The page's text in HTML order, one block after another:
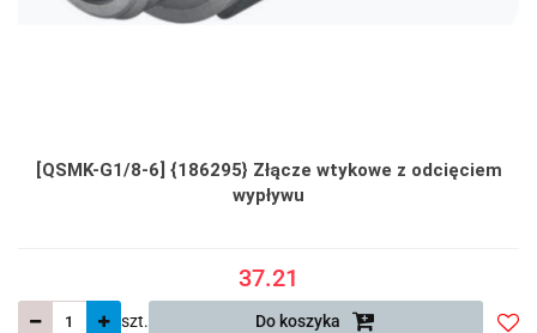
[QSMK-G1/8-6] {186295} Złącze wtykowe z odcięciem
wypływu
37.21
szt. Do koszyka